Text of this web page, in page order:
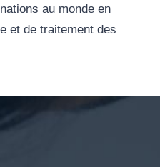
au monde en
et de traitement des